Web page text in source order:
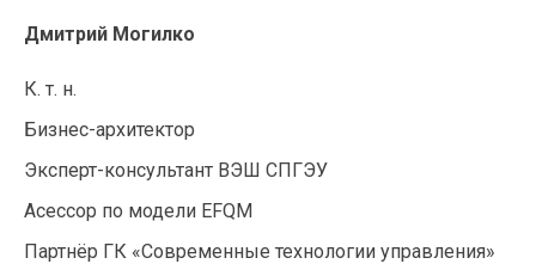
Дмитрий Могилко
К. т. н.
Бизнес-архитектор
Эксперт-консультант ВЭШ СПГЭУ
Асессор по модели EFQM
Партнёр ГК «Современные технологии управления»